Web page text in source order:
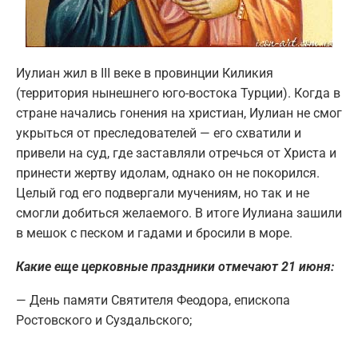
Иулиан жил в III веке в провинции Киликия
(территория нынешнего юго-востока Турции). Когда в
стране начались гонения на христиан, Иулиан не смог
укрыться от преследователей — его схватили и
привели на суд, где заставляли отречься от Христа и
принести жертву идолам, однако он не покорился.
Целый год его подвергали мучениям, но так и не
смогли добиться желаемого. В итоге Иулиана зашили
в мешок с песком и гадами и бросили в море.
Какие еще церковные праздники отмечают 21 июня:
— День памяти Святителя Феодора, епископа
Ростовского и Суздальского;